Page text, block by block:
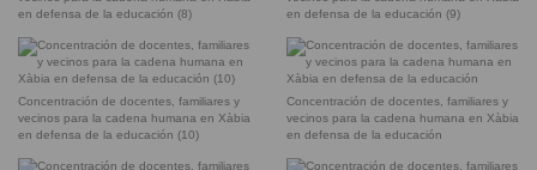
en defensa de la educación (8)
en defensa de la educación (9)
Concentración de docentes, familiares y
vecinos para la cadena humana en Xàbia
en defensa de la educación (10)
Concentración de docentes, familiares y
vecinos para la cadena humana en Xàbia
en defensa de la educación